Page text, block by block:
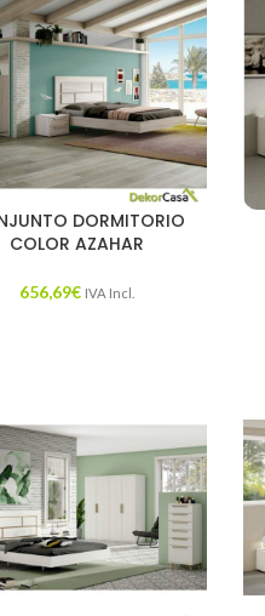
DORMITORIO
COLOR AZAHAR
656,69€ IVA Incl.